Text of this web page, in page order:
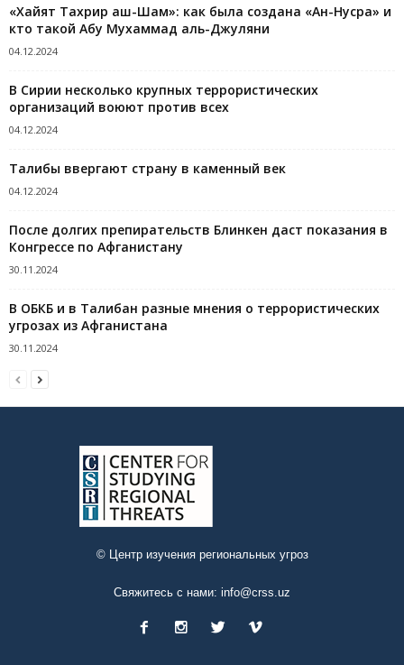
«Хайят Тахрир аш-Шам»: как была создана «Ан-Нусра» и
кто такой Абу Мухаммад аль-Джуляни
04.12.2024
В Сирии несколько крупных террористических
организаций воюют против всех
04.12.2024
Талибы ввергают страну в каменный век
04.12.2024
После долгих препирательств Блинкен даст показания в
Конгрессе по Афганистану
30.11.2024
В ОБКБ и в Талибан разные мнения о террористических
угрозах из Афганистана
30.11.2024
© Центр изучения региональных угроз
Свяжитесь с нами: info@crss.uz